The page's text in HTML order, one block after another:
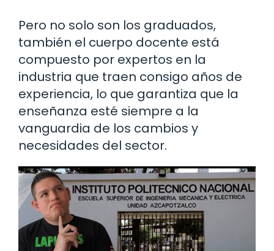
Pero no solo son los graduados,
también el cuerpo docente está
compuesto por expertos en la
industria que traen consigo años de
experiencia, lo que garantiza que la
enseñanza esté siempre a la
vanguardia de los cambios y
necesidades del sector.